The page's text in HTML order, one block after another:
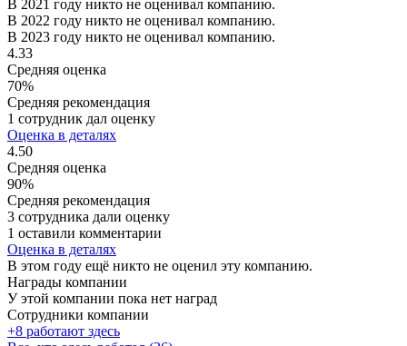
В 2021 году никто не оценивал компанию.
В 2022 году никто не оценивал компанию.
В 2023 году никто не оценивал компанию.
4.33
Средняя оценка
70%
Средняя рекомендация
1 сотрудник дал оценку
Оценка в деталях
4.50
Средняя оценка
90%
Средняя рекомендация
3 сотрудника дали оценку
1 оставили комментарии
Оценка в деталях
В этом году ещё никто не оценил эту компанию.
Награды компании
У этой компании пока нет наград
Сотрудники компании
+8 работают здесь